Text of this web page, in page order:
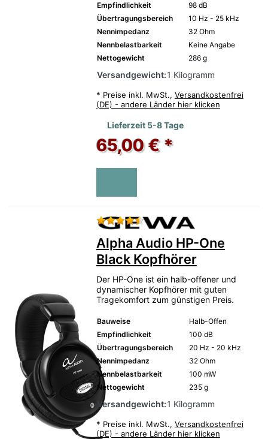
Empfindlichkeit
98 dB
Übertragungsbereich
10 Hz - 25 kHz
Nennimpedanz
32 Ohm
Nennbelastbarkeit
Keine Angabe
Nettogewicht
286 g
Versandgewicht:1 Kilogramm
* Preise inkl. MwSt., Versandkostenfrei
(DE) - andere Länder hier klicken
Lieferzeit 5-8 Tage
65,00 € *
Bewertung: 4 von 5
Alpha Audio HP-One
Black Kopfhörer
Der HP-One ist ein halb-offener und
dynamischer Kopfhörer mit guten
Tragekomfort zum günstigen Preis.
Bauweise
Halb-Offen
Empfindlichkeit
100 dB
Übertragungsbereich
20 Hz - 20 kHz
Nennimpedanz
32 Ohm
Nennbelastbarkeit
100 mW
Nettogewicht
235 g
Versandgewicht:1 Kilogramm
* Preise inkl. MwSt., Versandkostenfrei
(DE) - andere Länder hier klicken